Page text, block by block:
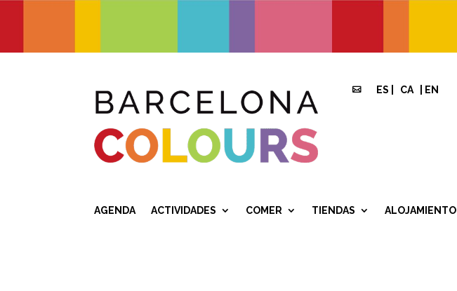
 ES CA EN
AGENDA ACTIVIDADES COMER TIENDAS ALOJAMIENTO